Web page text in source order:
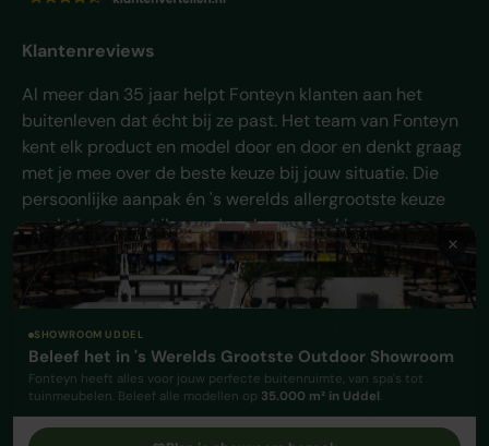
Klantenreviews
Al meer dan 35 jaar helpt Fonteyn klanten aan het
buitenleven dat écht bij ze past. Het team van Fonteyn
kent elk product en model door en door en denkt graag
met je mee over de beste keuze bij jouw situatie. Die
persoonlijke aanpak én 's werelds allergrootste keuze
maakt het verschil - en daar komen de klanten van
Fonteyn al jaren voor terug.
Geaccepteerde betaalmethoden
SHOWROOM UDDEL
Beleef het in 's Werelds Grootste Outdoor Showroom
Fonteyn heeft alles voor jouw perfecte buitenruimte, van spa's tot
tuinmeubelen. Beleef alle modellen op 35.000 m² in Uddel.